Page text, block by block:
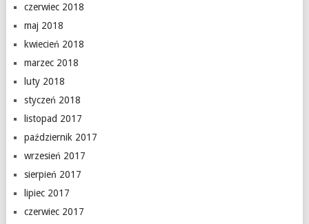
czerwiec 2018
maj 2018
kwiecień 2018
marzec 2018
luty 2018
styczeń 2018
listopad 2017
październik 2017
wrzesień 2017
sierpień 2017
lipiec 2017
czerwiec 2017